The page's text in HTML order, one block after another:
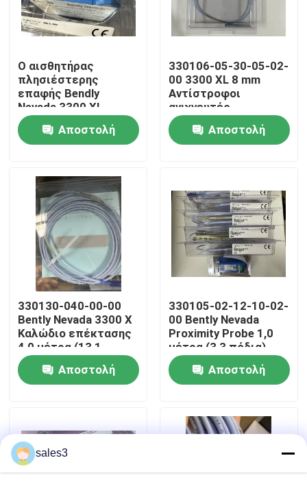
Σπίτι
Προϊόντα
Επισκεψή εργοστασίου
Επικοινωνήστε μαζί μας
Ειδήσεις
Ζητήστε μια προσφορά
News
Προϊόντα ALLEN BRADLEY PLC
ΠΕΡΠΕΡΛΙΚΗ ΦΟΥΚΗ Απομονωμένο φράγμα
Ο αισθητήρας
πλησιέστερης
επαφής Bendly
Nevada 3300 XL
Αποστολή
330106-05-30-05-02-
00 3300 XL 8 mm
Αντίστροφοι
ανιχνευτές
τοποθέτησης 0,5
μέτρα (1.6 πόδια)
Αποστολή
330130-040-00-00
Bently Nevada 3300 X
Καλώδιο επέκτασης
4,0 μέτρα (13,1
πόδια)
Αποστολή
330105-02-12-10-02-
00 Bently Nevada
Proximity Probe 1,0
μέτρα (3,3 πόδια)
Αποστολή
sales3